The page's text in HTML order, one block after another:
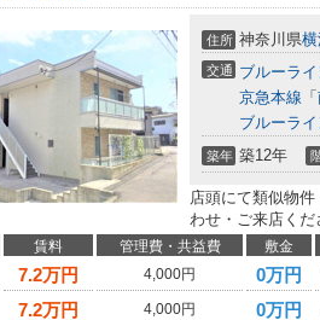
住所 神奈川県
交通 ブルーライ
京急本線 「
ブルーライ
築年 築12年
店頭にて類似物
わせ・ご来店くだ
賃料 管理費・共益費 敷金
7.2万円 4,000円 0万円
7.2万円 4,000円 0万円